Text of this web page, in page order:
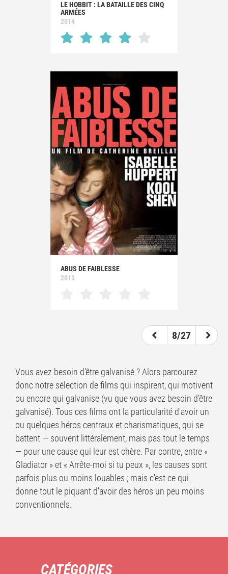
LE HOBBIT : LA BATAILLE DES CINQ
ARMÉES
2014
ABUS DE FAIBLESSE
2013
8/27
Vous avez besoin d'être galvanisé ? Alors parcourez
donc notre sélection de films qui inspirent, qui motivent
ou encore qui galvanise (vu que vous avez besoin d’être
galvanisé). Tous ces films ont la particularité d'avoir un
ou quelques héros centraux et charismatiques, qui se
battent — souvent littéralement, mais pas tout le temps
— pour une cause qui leur est chère. Par contre, entre «
Gladiator » et « Arrête-moi si tu peux », les causes sont
parfois plus ou moins louables ; mais c'est ce qui
donne tout le piquant d'avoir des héros un peu moins
conventionnels.
CATÉGORIES